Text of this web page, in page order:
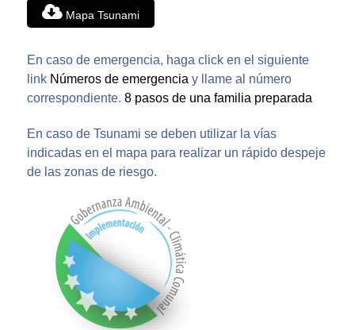
Mapa Tsunami
En caso de emergencia, haga click en el siguiente
link Números de emergencia y llame al número
correspondiente. 8 pasos de una familia preparada
En caso de Tsunami se deben utilizar la vías
indicadas en el mapa para realizar un rápido despeje
de las zonas de riesgo.